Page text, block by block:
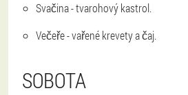
Svačina - tvarohový kastrol.
Večeře - vařené krevety a čaj.
SOBOTA